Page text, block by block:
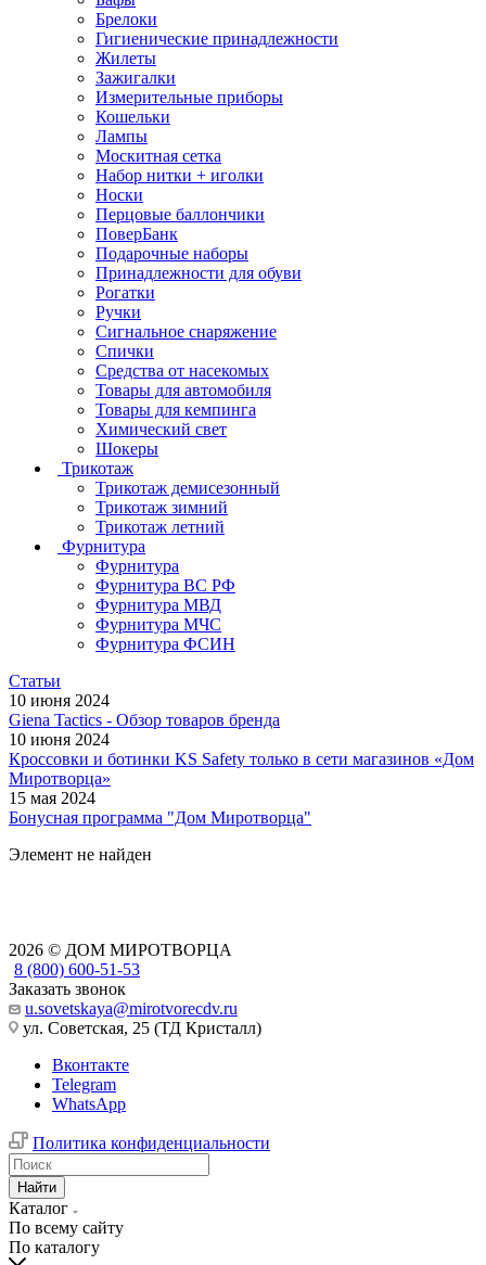
Брелоки
Гигиенические принадлежности
Жилеты
Зажигалки
Измерительные приборы
Кошельки
Лампы
Москитная сетка
Набор нитки + иголки
Носки
Перцовые баллончики
ПоверБанк
Подарочные наборы
Принадлежности для обуви
Рогатки
Ручки
Сигнальное снаряжение
Спички
Средства от насекомых
Товары для автомобиля
Товары для кемпинга
Химический свет
Шокеры
Трикотаж
Трикотаж демисезонный
Трикотаж зимний
Трикотаж летний
Фурнитура
Фурнитура
Фурнитура ВС РФ
Фурнитура МВД
Фурнитура МЧС
Фурнитура ФСИН
Статьи
10 июня 2024
Giena Tactics - Обзор товаров бренда
10 июня 2024
Кроссовки и ботинки KS Safety только в сети магазинов «Дом
Миротворца»
15 мая 2024
Бонусная программа "Дом Миротворца"
Элемент не найден
2026 © ДОМ МИРОТВОРЦА
8 (800) 600-51-53
Заказать звонок
u.sovetskaya@mirotvorecdv.ru
ул. Советская, 25 (ТД Кристалл)
Вконтакте
Telegram
WhatsApp
Политика конфиденциальности
Найти
Каталог
По всему сайту
По каталогу